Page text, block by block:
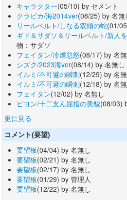
キャラクター(05/10) by セメント
クラピカ/海2014ver(08/25) by 名無
リールベルト/しなる双頭の蛇(01/
ギド＆サダソ＆リールベルト/新人
物：サダソ
フェイタン/冷虐忿怒(08/17) by 名
シズク/2023海ver(08/14) by 名無し
イルミ/不可避の瞬刺(12/29) by 名
イルミ/不可避の瞬刺(12/18) by 名
フェイタン(12/02) by 名無し
ピヨン/十二支ん屈指の美貌(08/03)
更に見る
コメント(要望)
要望板(04/04) by 名無し
要望板(02/21) by 名無し
要望板(02/17) by 名無し
要望板(01/29) by 管理人
要望板(12/22) by 名無し